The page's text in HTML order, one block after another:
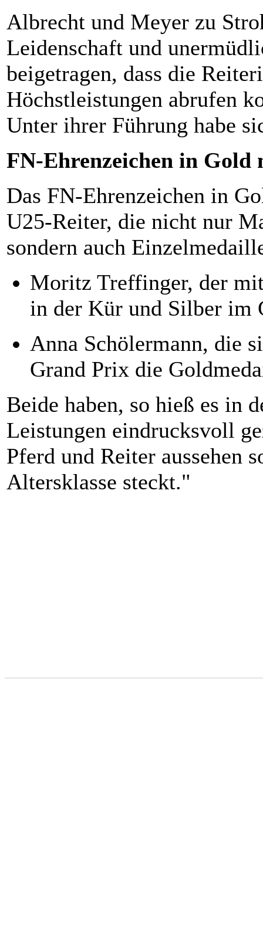
Albrecht und Meyer zu
Leidenschaft und
beigetragen, dass die
Höchstleistungen abrufen
Unter ihrer Führung habe
FN-Ehrenzeichen in Gold
Das FN-Ehrenzeichen in
U25-Reiter, die nicht nur
sondern auch
Moritz Treffinger, der
in der Kür und Silber im
Anna Schölermann, die
Grand Prix die
Beide haben, so hieß es in
Leistungen eindrucksvoll
Pferd und Reiter aussehen
Altersklasse steckt."